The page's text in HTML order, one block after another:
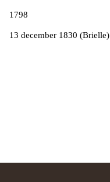
1798
13 december 1830 (Brielle)